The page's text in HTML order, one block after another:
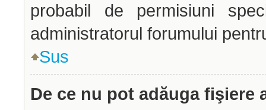
probabil de permisiuni
administratorul forumului
Sus
De ce nu pot adăuga fişiere